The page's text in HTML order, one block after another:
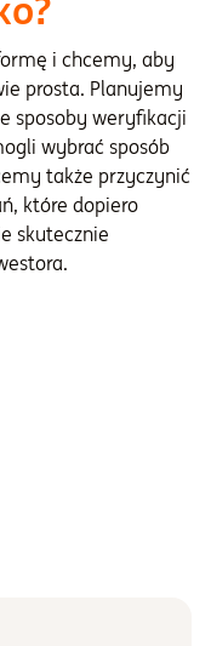
i chcemy, aby
prosta. Planujemy
sposoby weryfikacji
wybrać sposób
także przyczynić
które dopiero
skutecznie